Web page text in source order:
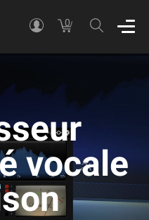
0
vocale